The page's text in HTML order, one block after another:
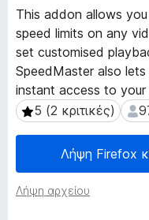
This addon allows
speed limits on any
set customised
SpeedMaster also
instant access to your
5 (2 κριτικές)
5 (2 κριτικές) 97
Λήψη Firefox
Λήψη αρχείου
ο
μ
έ
ν
α
ε
π
έ
κ
α
σ